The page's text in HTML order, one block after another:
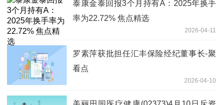
泰康金泰回报3个月持有A：2025年换手
率为22.72% 焦点精选
2026-04-11
罗素萍获批担任汇丰保险经纪董事长-聚
看点
2026-04-10